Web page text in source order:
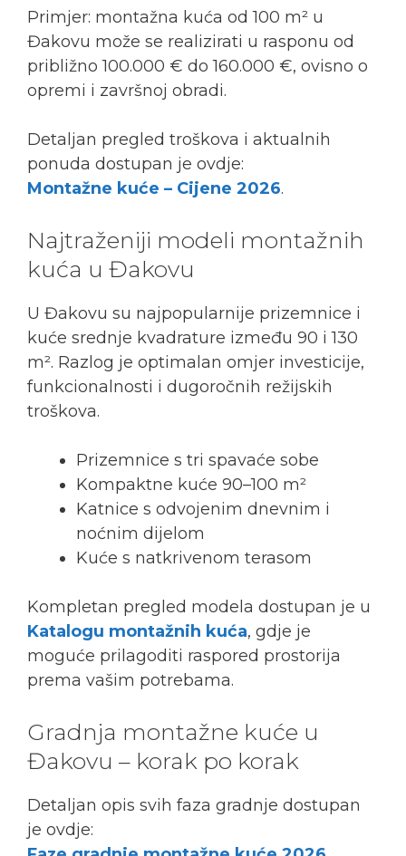
Primjer: montažna kuća od 100 m² u
Đakovu može se realizirati u rasponu od
približno 100.000 € do 160.000 €, ovisno o
opremi i završnoj obradi.
Detaljan pregled troškova i aktualnih
ponuda dostupan je ovdje:
Montažne kuće – Cijene 2026.
Najtraženiji modeli montažnih
kuća u Đakovu
U Đakovu su najpopularnije prizemnice i
kuće srednje kvadrature između 90 i 130
m². Razlog je optimalan omjer investicije,
funkcionalnosti i dugoročnih režijskih
troškova.
Prizemnice s tri spavaće sobe
Kompaktne kuće 90–100 m²
Katnice s odvojenim dnevnim i
noćnim dijelom
Kuće s natkrivenom terasom
Kompletan pregled modela dostupan je u
Katalogu montažnih kuća, gdje je
moguće prilagoditi raspored prostorija
prema vašim potrebama.
Gradnja montažne kuće u
Đakovu – korak po korak
Detaljan opis svih faza gradnje dostupan
je ovdje: